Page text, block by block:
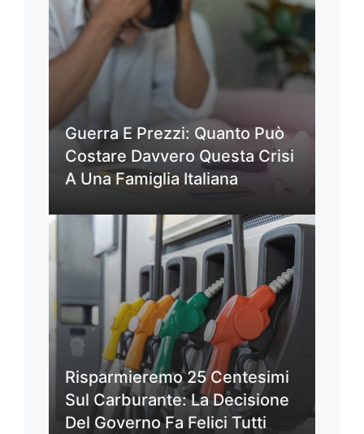
Guerra E Prezzi: Quanto Può
Costare Davvero Questa Crisi
A Una Famiglia Italiana
Risparmieremo 25 Centesimi
Sul Carburante: La Decisione
Del Governo Fa Felici Tutti